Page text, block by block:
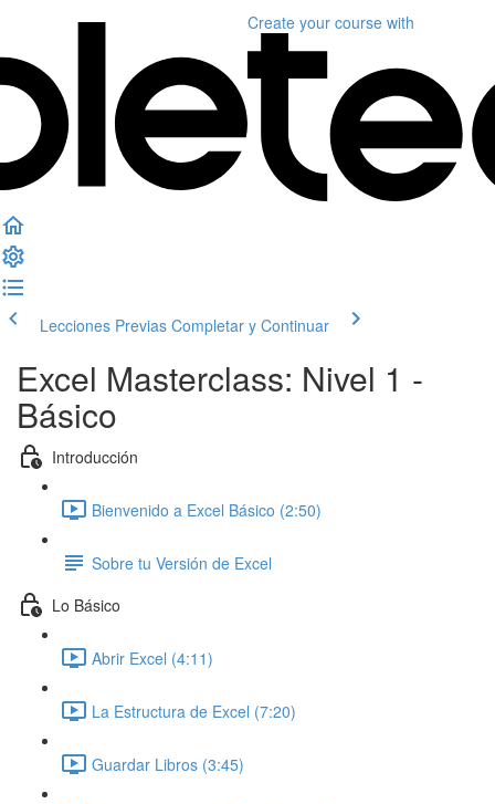
Create your course with
Lecciones Previas Completar y Continuar
Excel Masterclass: Nivel 1 -
Básico
Introducción
Bienvenido a Excel Básico (2:50)
Sobre tu Versión de Excel
Lo Básico
Abrir Excel (4:11)
La Estructura de Excel (7:20)
Guardar Libros (3:45)